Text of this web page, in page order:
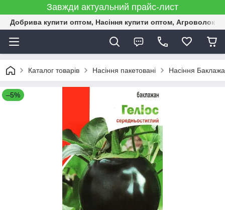
Завжди актуальний прайс-лист
Добрива купити оптом, Насіння купити оптом,
Каталог товарів Насіння пакетовані Насіння
–5%